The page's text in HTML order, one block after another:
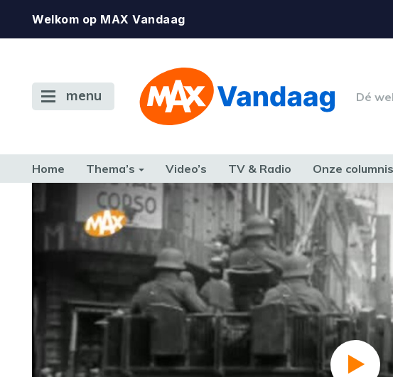
Welkom op MAX Vandaag
menu Dé
Home Thema’s Video’s TV & Radio Onze
ETEN & DRINKEN FAMILIE & RELATIE GELD, WERK & RECHT
TERUG NAAR TOEN